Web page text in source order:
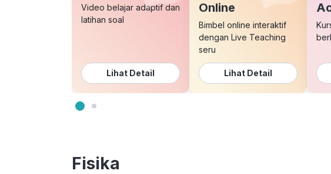
Video belajar adaptif dan
latihan soal
Lihat Detail
Online
Bimbel online interaktif
dengan Live Teaching
seru
Lihat Detail
Fisika